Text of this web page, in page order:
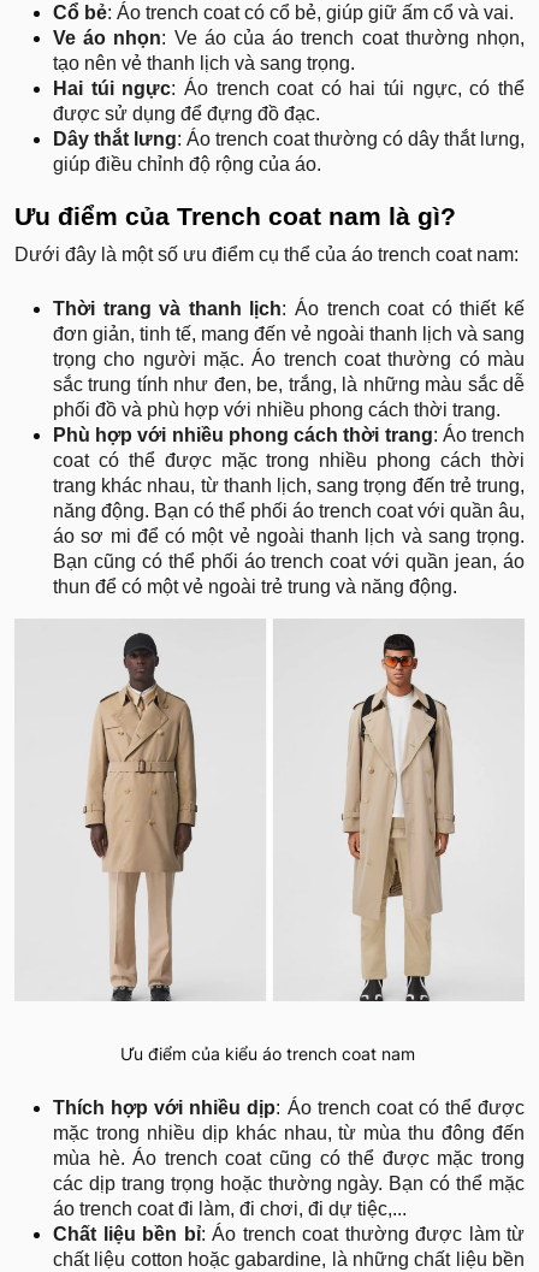
Cổ bẻ: Áo trench coat có cổ bẻ, giúp giữ ấm cổ và vai.
Ve áo nhọn: Ve áo của áo trench coat thường nhọn,
tạo nên vẻ thanh lịch và sang trọng.
Hai túi ngực: Áo trench coat có hai túi ngực, có thể
được sử dụng để đựng đồ đạc.
Dây thắt lưng: Áo trench coat thường có dây thắt lưng,
giúp điều chỉnh độ rộng của áo.
Ưu điểm của Trench coat nam là gì?
Dưới đây là một số ưu điểm cụ thể của áo trench coat nam:
Thời trang và thanh lịch: Áo trench coat có thiết kế
đơn giản, tinh tế, mang đến vẻ ngoài thanh lịch và sang
trọng cho người mặc. Áo trench coat thường có màu
sắc trung tính như đen, be, trắng, là những màu sắc dễ
phối đồ và phù hợp với nhiều phong cách thời trang.
Phù hợp với nhiều phong cách thời trang: Áo trench
coat có thể được mặc trong nhiều phong cách thời
trang khác nhau, từ thanh lịch, sang trọng đến trẻ trung,
năng động. Bạn có thể phối áo trench coat với quần âu,
áo sơ mi để có một vẻ ngoài thanh lịch và sang trọng.
Bạn cũng có thể phối áo trench coat với quần jean, áo
thun để có một vẻ ngoài trẻ trung và năng động.
Ưu điểm của kiểu áo trench coat nam
Thích hợp với nhiều dịp: Áo trench coat có thể được
mặc trong nhiều dịp khác nhau, từ mùa thu đông đến
mùa hè. Áo trench coat cũng có thể được mặc trong
các dịp trang trọng hoặc thường ngày. Bạn có thể mặc
áo trench coat đi làm, đi chơi, đi dự tiệc,...
Chất liệu bền bỉ: Áo trench coat thường được làm từ
chất liệu cotton hoặc gabardine, là những chất liệu bền